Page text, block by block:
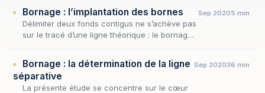
Bornage : l’implantation des bornes
Délimiter deux fonds contigus ne s’achève pas
sur le tracé d’une ligne théorique : le bornage
Sep 20205 min
Bornage : la détermination de la ligne
séparative
La présente étude se concentre sur le cœur
Sep 202036 min